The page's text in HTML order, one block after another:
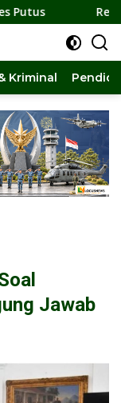
Reses di Torue
Kriminal
Jawab